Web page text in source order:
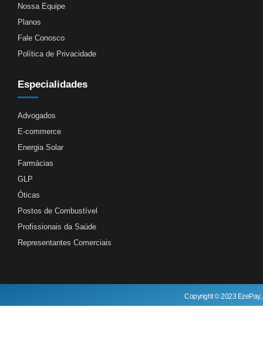
Nossa Equipe
Planos
Fale Conosco
Política de Privacidade
Especialidades
Advogados
E-commerce
Energia Solar
Farmácias
GLP
Óticas
Postos de Combustível
Profissionais da Saúde
Representantes Comerciais
Copyright © 2023